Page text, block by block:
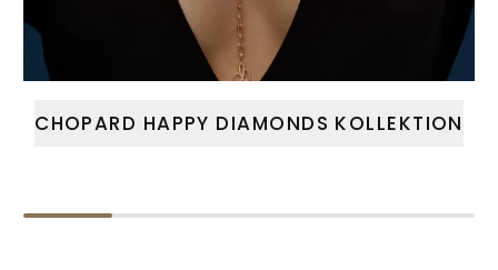
CHOPARD HAPPY DIAMONDS KOLLEKTION